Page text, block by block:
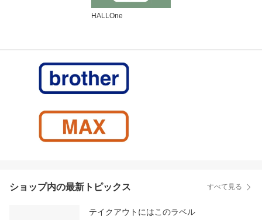
HALLOne
ショップ内の最新トピックス すべて見る
テイクアウトにはこのラベル